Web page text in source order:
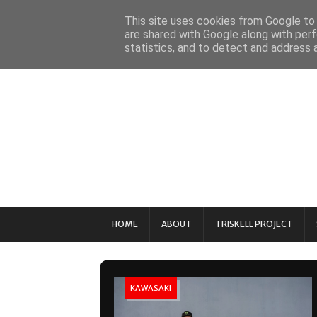
HOME ABOUT TRISKELL PROJECT
KAWASAKI
This site uses cookies from Google
are shared with Google along with
statistics, and to detect and address